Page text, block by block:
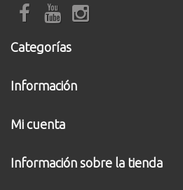
Categorías
Información
Mi cuenta
Información sobre la tienda